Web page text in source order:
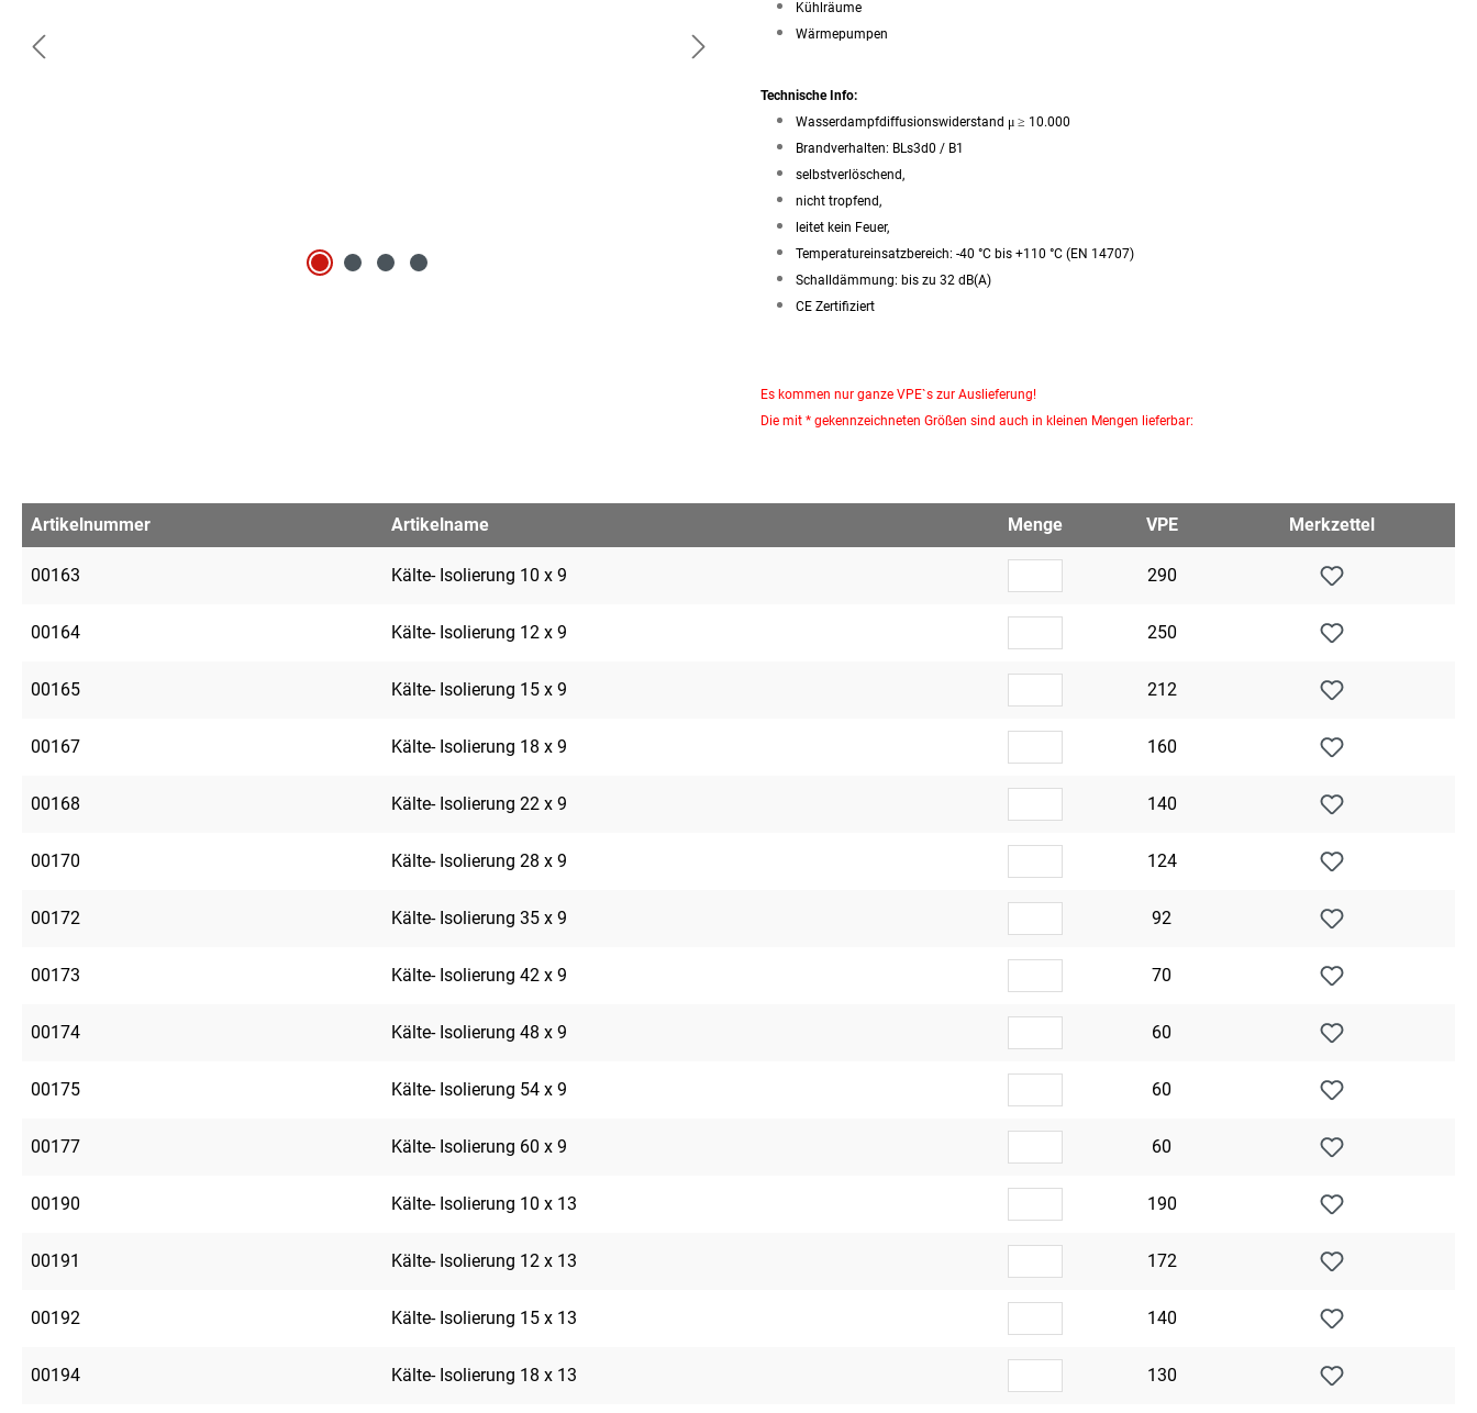
Kühlräume
Wärmepumpen
Technische Info:
Wasserdampfdiffusionswiderstand μ ≥ 10.000
Brandverhalten: BLs3d0 / B1
selbstverlöschend,
nicht tropfend,
leitet kein Feuer,
Temperatureinsatzbereich: -40 °C bis +110 °C (EN 14707)
Schalldämmung: bis zu 32 dB(A)
CE Zertifiziert
Es kommen nur ganze VPE`s zur Auslieferung!
Die mit * gekennzeichneten Größen sind auch in kleinen Mengen lieferbar:
Artikelnummer Artikelname Menge VPE Merkzettel
00163 Kälte- Isolierung 10 x 9 290
00164 Kälte- Isolierung 12 x 9 250
00165 Kälte- Isolierung 15 x 9 212
00167 Kälte- Isolierung 18 x 9 160
00168 Kälte- Isolierung 22 x 9 140
00170 Kälte- Isolierung 28 x 9 124
00172 Kälte- Isolierung 35 x 9 92
00173 Kälte- Isolierung 42 x 9 70
00174 Kälte- Isolierung 48 x 9 60
00175 Kälte- Isolierung 54 x 9 60
00177 Kälte- Isolierung 60 x 9 60
00190 Kälte- Isolierung 10 x 13 190
00191 Kälte- Isolierung 12 x 13 172
00192 Kälte- Isolierung 15 x 13 140
00194 Kälte- Isolierung 18 x 13 130